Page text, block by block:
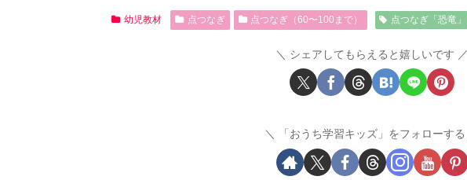
幼児教材 点つなぎ 点つなぎ（60〜100まで） 点つなぎ「恐竜」
シェアしてもらえると嬉しいです
「おうち学習キッズ」をフォローする